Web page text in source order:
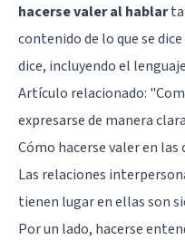
hacerse valer al hablar
contenido de lo que se
dice, incluyendo el
Artículo relacionado: "
expresarse de manera clara
Cómo hacerse valer en
Las relaciones
tienen lugar en ellas son
Por un lado, hacerse